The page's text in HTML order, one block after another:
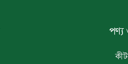
পণ্য